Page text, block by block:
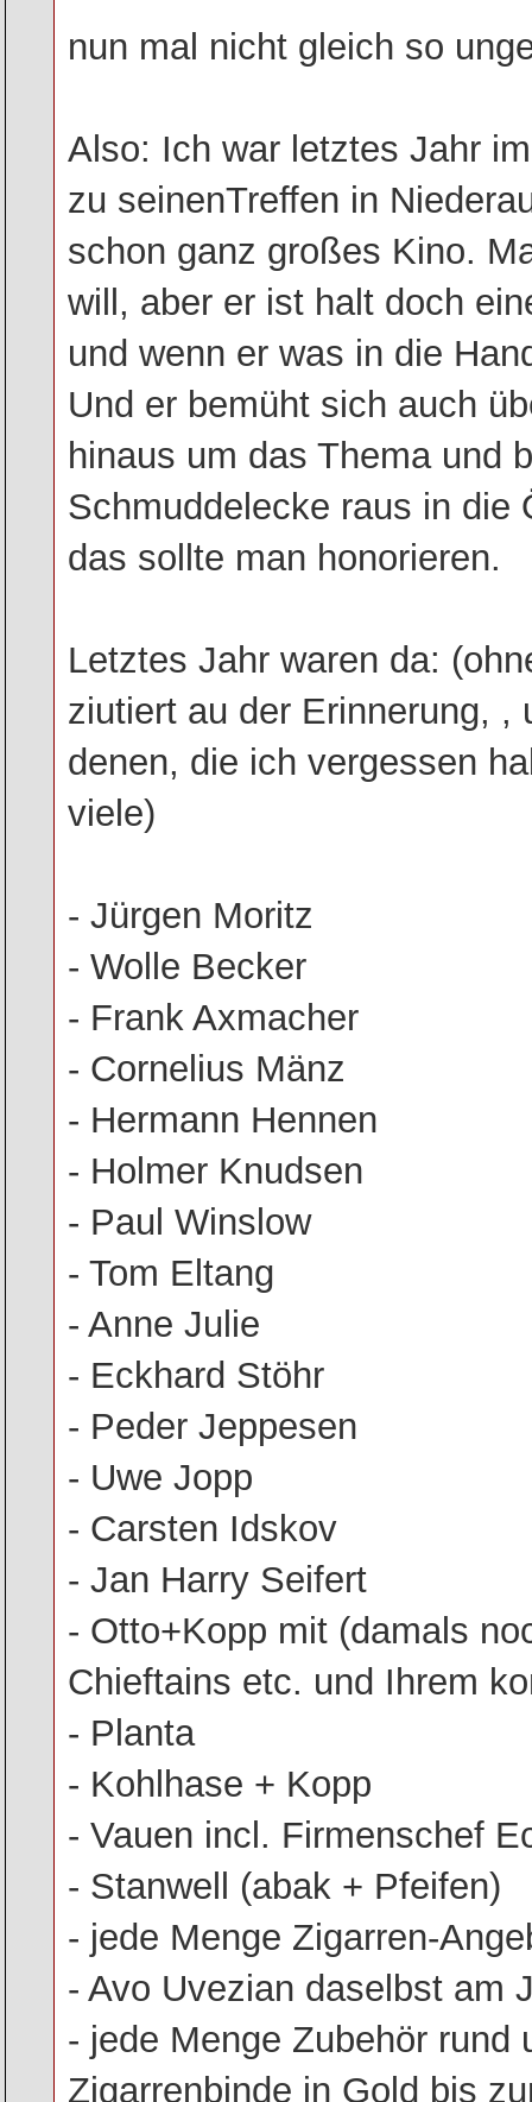
nun mal nicht gleich so
Also: Ich war letztes Jahr
zu seinenTreffen in
schon ganz großes Kino.
will, aber er ist halt doch
und wenn er was in die
Und er bemüht sich auch
hinaus um das Thema und
Schmuddelecke raus in die
das sollte man honorieren.
Letztes Jahr waren da:
ziutiert au der Erinnerung, ,
denen, die ich vergessen
viele)
- Jürgen Moritz
- Wolle Becker
- Frank Axmacher
- Cornelius Mänz
- Hermann Hennen
- Holmer Knudsen
- Paul Winslow
- Tom Eltang
- Anne Julie
- Eckhard Stöhr
- Peder Jeppesen
- Uwe Jopp
- Carsten Idskov
- Jan Harry Seifert
- Otto+Kopp mit (damals
Chieftains etc. und Ihrem
- Planta
- Kohlhase + Kopp
- Vauen incl. Firmenschef
- Stanwell (abak + Pfeifen)
- jede Menge Zigarren-
- Avo Uvezian daselbst am
- jede Menge Zubehör rund
Zigarrenbinde in Gold bis